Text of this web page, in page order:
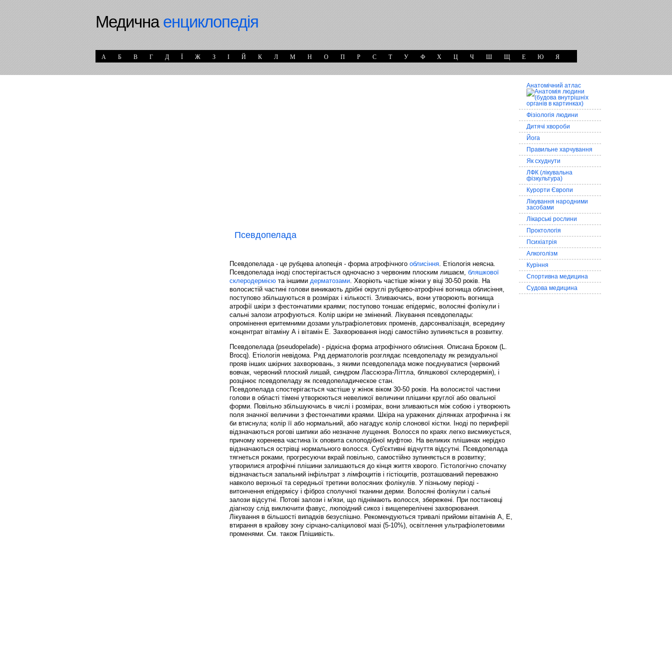
Медичнаенциклопедія
А Б В Г Д Ї Ж З І Й К Л М Н О П Р С Т У Ф Х Ц Ч Ш Щ Е Ю Я
Псевдопелада
Псевдопелада - це рубцева алопеція - форма атрофічного облисіння. Етіологія неясна.
Псевдопелада іноді спостерігається одночасно з червоним плоским лишаєм, бляшкової
склеродермією та іншими дерматозами. Хворіють частіше жінки у віці 30-50 років. На
волосистій частині голови виникають дрібні округлі рубцево-атрофічні вогнища облисіння,
поступово збільшуються в розмірах і кількості. Зливаючись, вони утворюють вогнища
атрофії шкіри з фестончатими краями; поступово тоншає епідерміс, волосяні фолікули і
сальні залози атрофуються. Колір шкіри не змінений. Лікування псевдопелады:
опромінення еритемними дозами ультрафіолетових променів, дарсонвалізація, всередину
концентрат вітаміну А і вітамін Е. Захворювання іноді самостійно зупиняється в розвитку.
Псевдопелада (pseudopelade) - рідкісна форма атрофічного облисіння. Описана Броком (L.
Brocq). Етіологія невідома. Ряд дерматологів розглядає псевдопеладу як резидуальної
прояв інших шкірних захворювань, з якими псевдопелада може поєднуватися (червоний
вовчак, червоний плоский лишай, синдром Лассюэра-Літтла, бляшкової склеродермія), і
розцінює псевдопеладу як псевдопеладическое стан.
Псевдопелада спостерігається частіше у жінок віком 30-50 років. На волосистої частини
голови в області тімені утворюються невеликої величини плішини круглої або овальної
форми. Повільно збільшуючись в числі і розмірах, вони зливаються між собою і утворюють
поля значної величини з фестончатими краями. Шкіра на уражених ділянках атрофична і як
би втиснула; колір її або нормальний, або нагадує колір слонової кістки. Іноді по периферії
відзначаються рогові шипики або незначне лущення. Волосся по краях легко висмикується,
причому коренева частина їх оповита склоподібної муфтою. На великих плішинах нерідко
відзначаються острівці нормального волосся. Суб'єктивні відчуття відсутні. Псевдопелада
тягнеться роками, прогресуючи вкрай повільно, самостійно зупиняється в розвитку;
утворилися атрофічні плішини залишаються до кінця життя хворого. Гістологічно спочатку
відзначається запальний інфільтрат з лімфоцитів і гістіоцитів, розташований переважно
навколо верхньої та середньої третини волосяних фолікулів. У пізньому періоді -
витончення епідермісу і фіброз сполучної тканини дерми. Волосяні фолікули і сальні
залози відсутні. Потові залози і м'язи, що піднімають волосся, збережені. При постановці
діагнозу слід виключити фавус, люпоідний сикоз і вищеперелічені захворювання.
Лікування в більшості випадків безуспішно. Рекомендуються тривалі прийоми вітамінів А, Е,
втирання в крайову зону сірчано-саліцилової мазі (5-10%), освітлення ультрафіолетовими
променями. См. також Плішивість.
Анатомічний атлас
Фізіологія людини
Дитячі хвороби
Йога
Правильне харчування
Як схуднути
ЛФК (лікувальна
фізкультура)
Курорти Європи
Лікування народними
засобами
Лікарські рослини
Проктологія
Психіатрія
Алкоголізм
Куріння
Спортивна медицина
Судова медицина